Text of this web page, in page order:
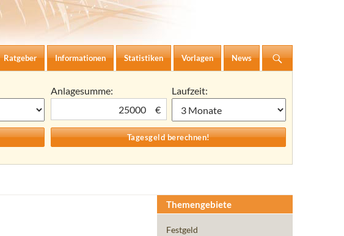
Ratgeber Informationen Statistiken Vorlagen News
Anlagesumme:
€
Laufzeit:
Themengebiete
Festgeld